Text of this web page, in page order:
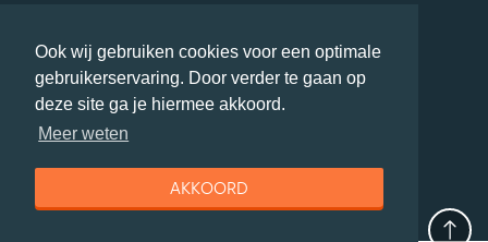
Ook wij gebruiken cookies voor een optimale
gebruikerservaring. Door verder te gaan op
deze site ga je hiermee akkoord.
Meer weten
AKKOORD
Copyright
Privacy statement Disclaimer
Cookies
Volg Azie.nl
Nieuwsbrief
Facebook